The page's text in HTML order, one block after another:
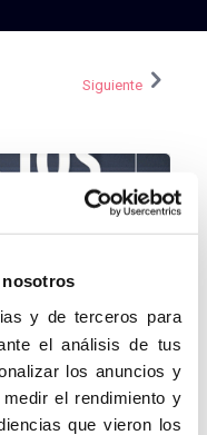
nosotros
y de terceros para
el análisis de tus
los anuncios y
el rendimiento y
que vieron los
Siguiente